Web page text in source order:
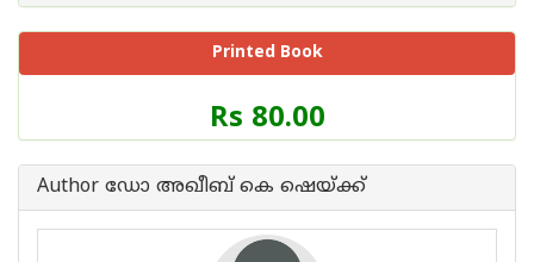
Printed Book
Price
of
Book
Rs 80.00
Author ഡോ അഖീബ് കെ ഷെയ്ക്ക്